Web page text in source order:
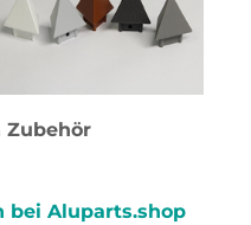
Zubehör
bei Aluparts.shop